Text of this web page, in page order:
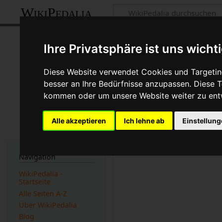
Ihre Privatsphäre ist uns
Diese Website verwendet Cookies und
besser an Ihre Bedürfnisse anzupassen. Diese
kommen oder um unsere Website weiter zu
Alle akzeptieren Ich lehne ab
WikiPedalia
Verfolgung
Seite Diskussion
DieVerfolgungist eine
das andere überholt hat
meisten auf den anderen
Navigation
WikiPedalia -
Startseite
Alle Seiten A-Z
Über WikiPedalia
Blog